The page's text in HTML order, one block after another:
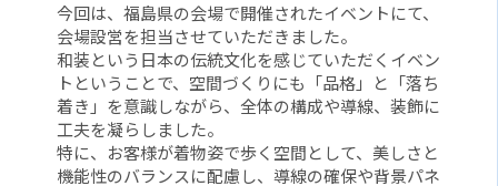
今回は、福島県の会場で開催されたイベントにて、
会場設営を担当させていただきました。
和装という日本の伝統文化を感じていただくイベン
トということで、空間づくりにも「品格」と「落ち
着き」を意識しながら、全体の構成や導線、装飾に
工夫を凝らしました。
特に、お客様が着物姿で歩く空間として、美しさと
機能性のバランスに配慮し、導線の確保や背景パネ